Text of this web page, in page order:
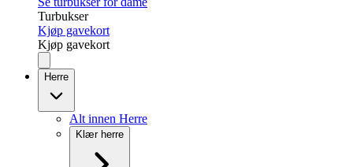
Turbukser
Kjøp gavekort
Kjøp gavekort
Herre
Alt innen Herre
Klær herre